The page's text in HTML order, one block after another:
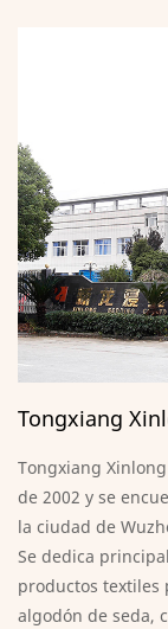
Tongxiang
Tongxiang
de 2002 y se
la ciudad de
Se dedica
productos textiles
algodón de seda,